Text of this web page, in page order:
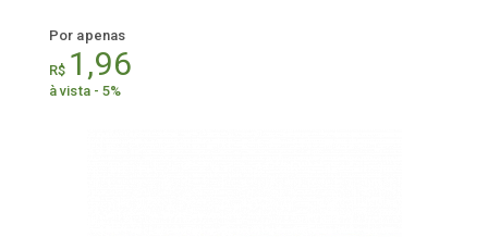
Por apenas
R$ 1,96
à vista - 5%